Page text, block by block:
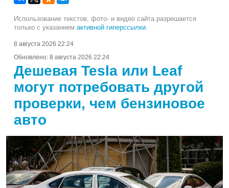
Использование текстов, фото- и видео сайта разрешается
только с указанием активной гиперссылки.
8 августа 2026 22:24
Обновлено: 8 августа 2026 22:24
Дешевая Tesla или Leaf
могут потребовать другой
проверки, чем бензиновое
авто